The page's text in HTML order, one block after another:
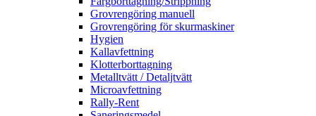
Grovrengöring manuell
Grovrengöring för skurmaskiner
Hygien
Kallavfettning
Klotterborttagning
Metalltvätt / Detaljtvätt
Microavfettning
Rally-Rent